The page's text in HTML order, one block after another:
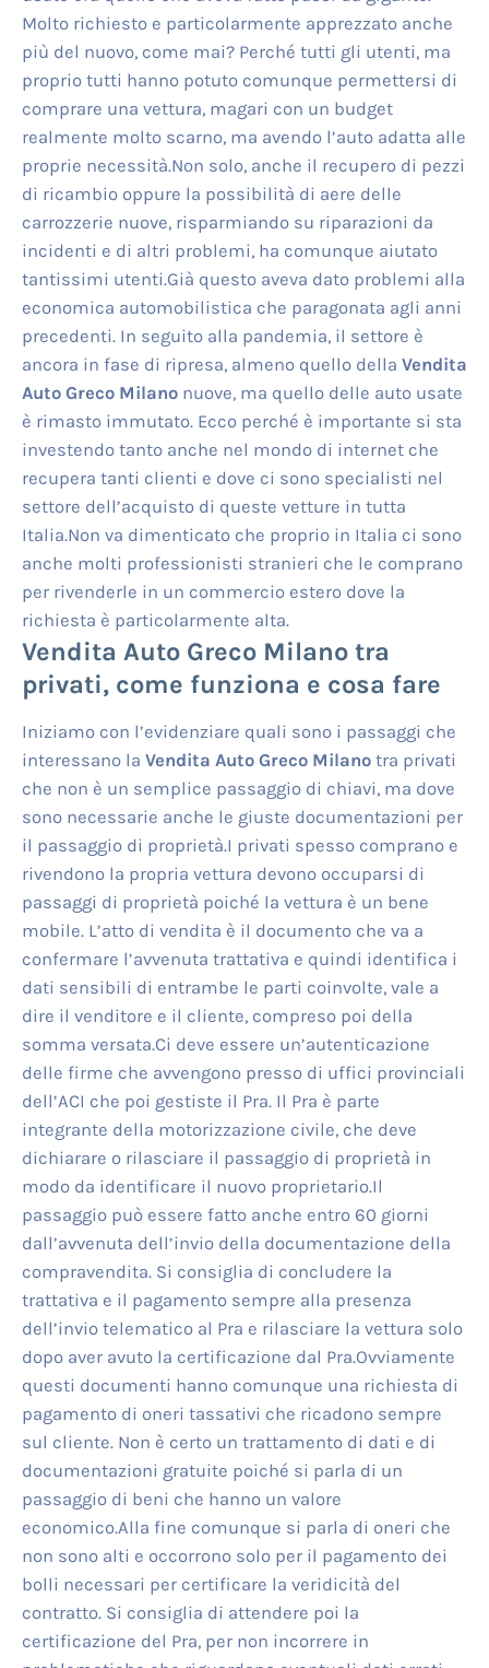
Molto richiesto e particolarmente apprezzato anche
più del nuovo, come mai? Perché tutti gli utenti, ma
proprio tutti hanno potuto comunque permettersi di
comprare una vettura, magari con un budget
realmente molto scarno, ma avendo l’auto adatta alle
proprie necessità.Non solo, anche il recupero di pezzi
di ricambio oppure la possibilità di aere delle
carrozzerie nuove, risparmiando su riparazioni da
incidenti e di altri problemi, ha comunque aiutato
tantissimi utenti.Già questo aveva dato problemi alla
economica automobilistica che paragonata agli anni
precedenti. In seguito alla pandemia, il settore è
ancora in fase di ripresa, almeno quello della Vendita
Auto Greco Milanonuove, ma quello delle auto usate
è rimasto immutato. Ecco perché è importante si sta
investendo tanto anche nel mondo di internet che
recupera tanti clienti e dove ci sono specialisti nel
settore dell’acquisto di queste vetture in tutta
Italia.Non va dimenticato che proprio in Italia ci sono
anche molti professionisti stranieri che le comprano
per rivenderle in un commercio estero dove la
richiesta è particolarmente alta.
Vendita Auto Greco Milanotra
privati, come funziona e cosa fare
Iniziamo con l’evidenziare quali sono i passaggi che
interessano la Vendita Auto Greco Milanotra privati
che non è un semplice passaggio di chiavi, ma dove
sono necessarie anche le giuste documentazioni per
il passaggio di proprietà.I privati spesso comprano e
rivendono la propria vettura devono occuparsi di
passaggi di proprietà poiché la vettura è un bene
mobile. L’atto di vendita è il documento che va a
confermare l’avvenuta trattativa e quindi identifica i
dati sensibili di entrambe le parti coinvolte, vale a
dire il venditore e il cliente, compreso poi della
somma versata.Ci deve essere un’autenticazione
delle firme che avvengono presso di uffici provinciali
dell’ACI che poi gestiste il Pra. Il Pra è parte
integrante della motorizzazione civile, che deve
dichiarare o rilasciare il passaggio di proprietà in
modo da identificare il nuovo proprietario.Il
passaggio può essere fatto anche entro 60 giorni
dall’avvenuta dell’invio della documentazione della
compravendita. Si consiglia di concludere la
trattativa e il pagamento sempre alla presenza
dell’invio telematico al Pra e rilasciare la vettura solo
dopo aver avuto la certificazione dal Pra.Ovviamente
questi documenti hanno comunque una richiesta di
pagamento di oneri tassativi che ricadono sempre
sul cliente. Non è certo un trattamento di dati e di
documentazioni gratuite poiché si parla di un
passaggio di beni che hanno un valore
economico.Alla fine comunque si parla di oneri che
non sono alti e occorrono solo per il pagamento dei
bolli necessari per certificare la veridicità del
contratto. Si consiglia di attendere poi la
certificazione del Pra, per non incorrere in